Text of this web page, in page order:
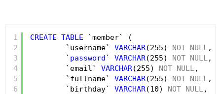
1
2
3
4
5
6
CREATE TABLE
`member` (
`username` VARCHAR(255) NOT NULL ,
` password` VARCHAR(255) NOT NULL ,
`email` VARCHAR(255) NOT NULL ,
`fullname` VARCHAR(255) NOT NULL ,
`birthday` VARCHAR(10) NOT NULL ,